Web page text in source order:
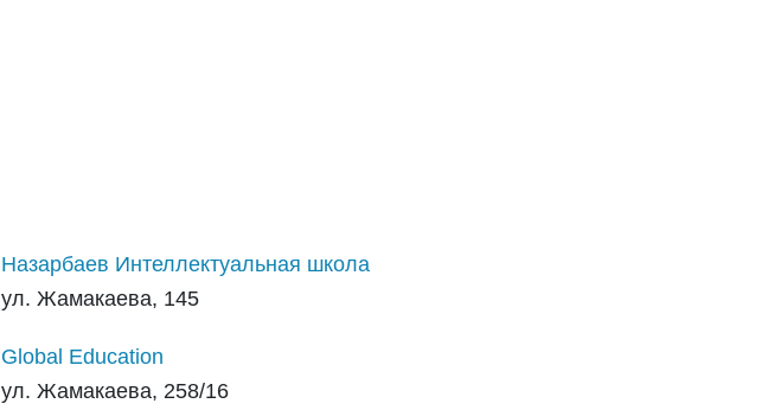
Назарбаев Интеллектуальная школа
ул. Жамакаева, 145
Global Education
ул. Жамакаева, 258/16